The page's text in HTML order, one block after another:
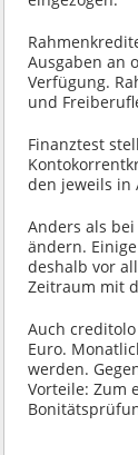
Ausgaben an
Verfügung.
und
Finanztest
den jeweils in
Anders als
ändern.
deshalb vor
Zeitraum mit
Auch
Euro.
werden.
Vorteile: Zum